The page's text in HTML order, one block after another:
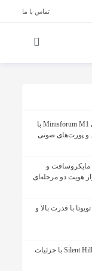
تماس با ما
بررسی مینی پی ‌سی Minisforum M1 با
و پورت‌های صوتی
و
هویت دو مرحله‌ای
با قدرت بالا و
بررسی کامل بازی Silent Hill f با جزئیات